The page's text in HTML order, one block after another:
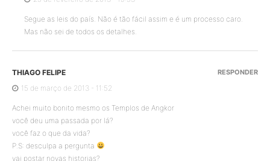
Segue as leis do país. Não é tão fácil assim e é um processo caro.
Mas não sei de todos os detalhes.
THIAGO FELIPE
15 de março de 2013 - 11:52
Achei muito bonito mesmo os Templos de Angkor
você deu uma passada por lá?
você faz o que da vida?
P.S: desculpa a pergunta
vai postar novas historias?
RESPONDER